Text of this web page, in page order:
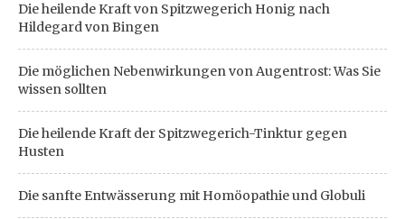
Die heilende Kraft von Spitzwegerich Honig nach
Hildegard von Bingen
Die möglichen Nebenwirkungen von Augentrost: Was Sie
wissen sollten
Die heilende Kraft der Spitzwegerich-Tinktur gegen
Husten
Die sanfte Entwässerung mit Homöopathie und Globuli